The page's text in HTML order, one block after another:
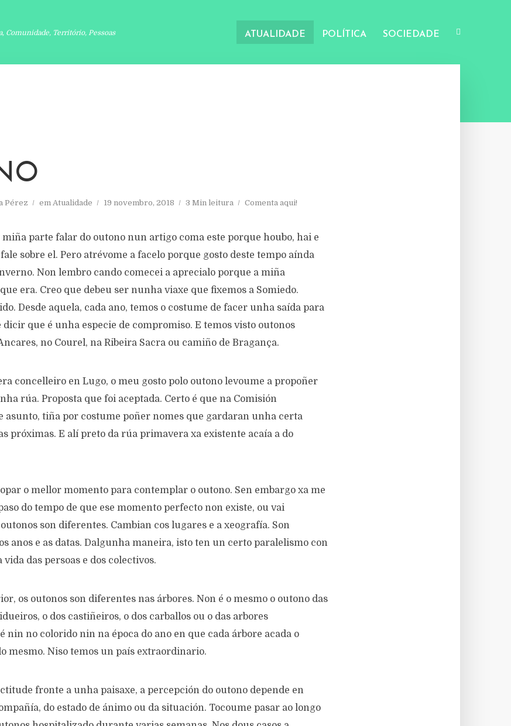
Comunidade, Território, Pessoas ATUALIDADE POLÍTICA SOCIEDADE
Pérez em Atualidade 19 novembro, 2018 3 Min leitura Comenta aqui!
parte falar do outono nun artigo coma este porque houbo, hai e
sobre el. Pero atrévome a facelo porque gosto deste tempo aínda
Non lembro cando comecei a aprecialo porque a miña
era. Creo que debeu ser nunha viaxe que fixemos a Somiedo.
Desde aquela, cada ano, temos o costume de facer unha saída para
dicir que é unha especie de compromiso. E temos visto outonos
no Courel, na Ribeira Sacra ou camiño de Bragança.
concelleiro en Lugo, o meu gosto polo outono levoume a propoñer
rúa. Proposta que foi aceptada. Certo é que na Comisión
asunto, tiña por costume poñer nomes que gardaran unha certa
próximas. E alí preto da rúa primavera xa existente acaía a do
o mellor momento para contemplar o outono. Sen embargo xa me
do tempo de que ese momento perfecto non existe, ou vai
son diferentes. Cambian cos lugares e a xeografía. Son
anos e as datas. Dalgunha maneira, isto ten un certo paralelismo con
das persoas e dos colectivos.
os outonos son diferentes nas árbores. Non é o mesmo o outono das
o dos castiñeiros, o dos carballos ou o das arbores
nin no colorido nin na época do ano en que cada árbore acada o
mesmo. Niso temos un país extraordinario.
fronte a unha paisaxe, a percepción do outono depende en
do estado de ánimo ou da situación. Tocoume pasar ao longo